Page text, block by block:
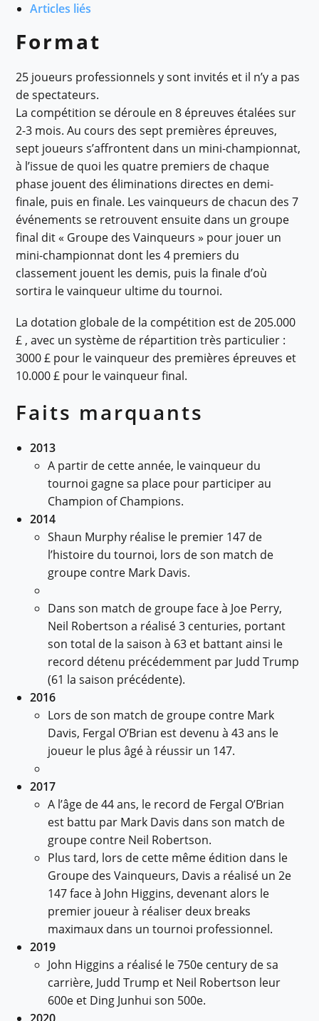
Articles liés
Format
25 joueurs professionnels y sont invités et il n’y a pas
de spectateurs.
La compétition se déroule en 8 épreuves étalées sur
2-3 mois. Au cours des sept premières épreuves,
sept joueurs s’affrontent dans un mini-championnat,
à l’issue de quoi les quatre premiers de chaque
phase jouent des éliminations directes en demi-
finale, puis en finale. Les vainqueurs de chacun des 7
événements se retrouvent ensuite dans un groupe
final dit « Groupe des Vainqueurs » pour jouer un
mini-championnat dont les 4 premiers du
classement jouent les demis, puis la finale d’où
sortira le vainqueur ultime du tournoi.
La dotation globale de la compétition est de 205.000
£ , avec un système de répartition très particulier :
3000 £ pour le vainqueur des premières épreuves et
10.000 £ pour le vainqueur final.
Faits marquants
2013
A partir de cette année, le vainqueur du
tournoi gagne sa place pour participer au
Champion of Champions.
2014
Shaun Murphy réalise le premier 147 de
l’histoire du tournoi, lors de son match de
groupe contre Mark Davis.
Dans son match de groupe face à Joe Perry,
Neil Robertson a réalisé 3 centuries, portant
son total de la saison à 63 et battant ainsi le
record détenu précédemment par Judd Trump
(61 la saison précédente).
2016
Lors de son match de groupe contre Mark
Davis, Fergal O’Brian est devenu à 43 ans le
joueur le plus âgé à réussir un 147.
2017
A l’âge de 44 ans, le record de Fergal O’Brian
est battu par Mark Davis dans son match de
groupe contre Neil Robertson.
Plus tard, lors de cette même édition dans le
Groupe des Vainqueurs, Davis a réalisé un 2e
147 face à John Higgins, devenant alors le
premier joueur à réaliser deux breaks
maximaux dans un tournoi professionnel.
2019
John Higgins a réalisé le 750e century de sa
carrière, Judd Trump et Neil Robertson leur
600e et Ding Junhui son 500e.
2020